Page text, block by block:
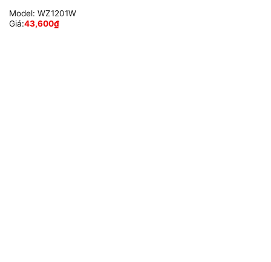
Model: WZ1201W
Giá:43,600₫